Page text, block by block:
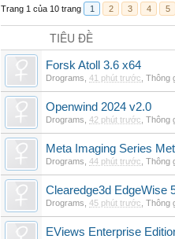
Trang 1 của 10 trang 1 2 3 4 5
TIÊU ĐỀ
Forsk Atoll 3.6 x64
Drograms 41 phút trước Thông
Openwind 2024 v2.0
Drograms 42 phút trước Thông
Meta Imaging Series
Drograms 44 phút trước Thông
Clearedge3d EdgeWise
Drograms 45 phút trước Thông
EViews Enterprise